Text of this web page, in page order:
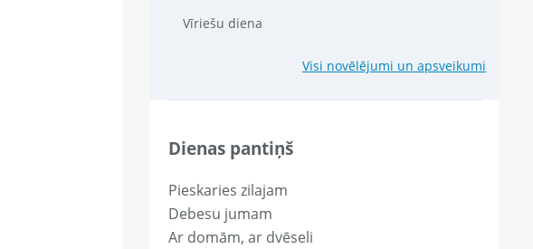
Vīriešu diena
Visi novēlējumi un apsveikumi
Dienas pantiņš
Pieskaries zilajam
Debesu jumam
Ar domām, ar dvēseli